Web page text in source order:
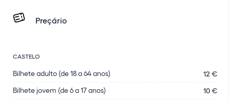
Preçário
CASTELO
Bilhete adulto (de 18 a 64 anos) 12 €
Bilhete jovem (de 6 a 17 anos) 10 €